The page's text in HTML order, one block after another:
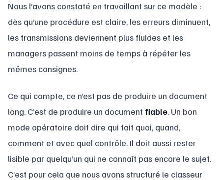
Nous l’avons constaté en travaillant sur ce modèle :
dès qu’une procédure est claire, les erreurs diminuent,
les transmissions deviennent plus fluides et les
managers passent moins de temps à répéter les
mêmes consignes.
Ce qui compte, ce n’est pas de produire un document
long. C’est de produire un document fiable. Un bon
mode opératoire doit dire qui fait quoi, quand,
comment et avec quel contrôle. Il doit aussi rester
lisible par quelqu’un qui ne connaît pas encore le sujet.
C’est pour cela que nous avons structuré le classeur